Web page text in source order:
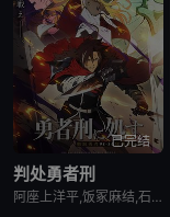
已完结
判处勇者刑
阿座上洋平,饭冢麻结,石上静香,堀江瞬,土岐隼一,上田燿司,松冈祯丞,福岛润,千叶翔也,日笠阳子,中村悠一,大西沙织